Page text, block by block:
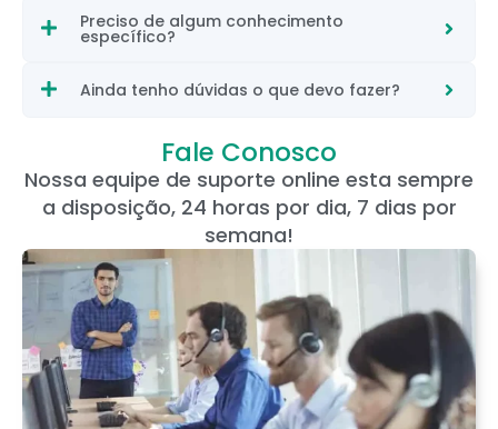
Preciso de algum conhecimento
específico?
Ainda tenho dúvidas o que devo fazer?
Fale Conosco
Nossa equipe de suporte online esta sempre
a disposição, 24 horas por dia, 7 dias por
semana!